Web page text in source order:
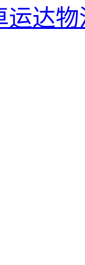
运达物